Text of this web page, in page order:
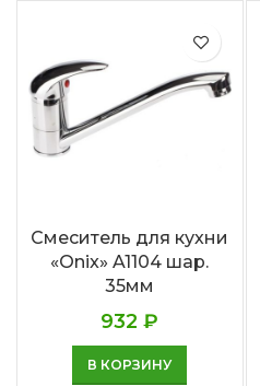
Смеситель для кухни
«Onix» A1104 шар.
35мм
932₽
В КОРЗИНУ